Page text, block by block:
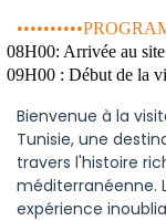
08H00: Arrivée au
09H00 : Début de la
Bienvenue à la
Tunisie, une
travers l'histoire
méditerranéenne.
expérience